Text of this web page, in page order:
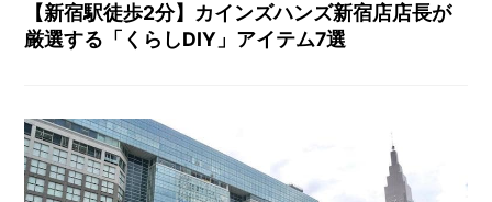
【新宿駅徒歩2分】カインズハンズ新宿店店長が
厳選する「くらしDIY」アイテム7選